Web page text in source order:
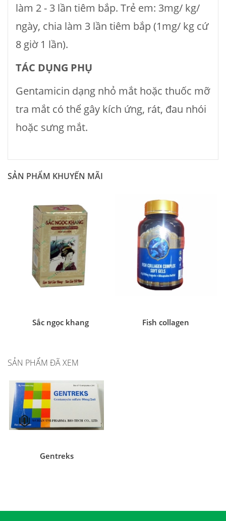
làm 2 - 3 lần tiêm bắp. Trẻ em: 3mg/ kg/
ngày, chia làm 3 lần tiêm bắp (1mg/ kg cứ
8 giờ 1 lần).
TÁC DỤNG PHỤ
Gentamicin dạng nhỏ mắt hoặc thuốc mỡ
tra mắt có thể gây kích ứng, rát, đau nhói
hoặc sưng mắt.
SẢN PHẨM KHUYẾN MÃI
Sắc ngọc khang Fish collagen
SẢN PHẨM ĐÃ XEM
Gentreks